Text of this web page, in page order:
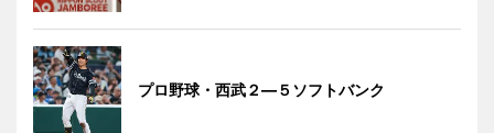
プロ野球・西武２―５ソフトバンク